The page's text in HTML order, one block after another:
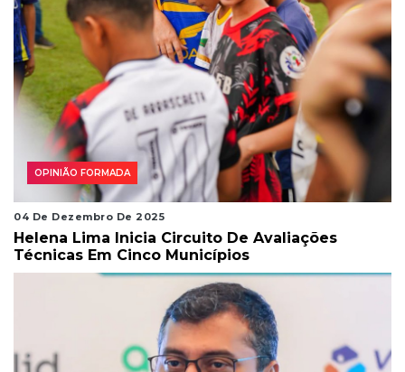
OPINIÃO FORMADA
04 De Dezembro De 2025
Helena Lima Inicia Circuito De Avaliações
Técnicas Em Cinco Municípios